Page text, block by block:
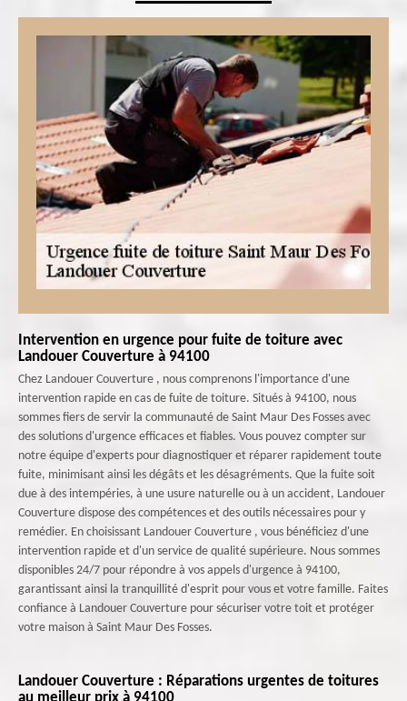
Intervention en urgence pour fuite de toiture avec
Landouer Couverture à 94100
Chez Landouer Couverture , nous comprenons l'importance d'une
intervention rapide en cas de fuite de toiture. Situés à 94100, nous
sommes fiers de servir la communauté de Saint Maur Des Fosses avec
des solutions d'urgence efficaces et fiables. Vous pouvez compter sur
notre équipe d'experts pour diagnostiquer et réparer rapidement toute
fuite, minimisant ainsi les dégâts et les désagréments. Que la fuite soit
due à des intempéries, à une usure naturelle ou à un accident, Landouer
Couverture dispose des compétences et des outils nécessaires pour y
remédier. En choisissant Landouer Couverture , vous bénéficiez d'une
intervention rapide et d'un service de qualité supérieure. Nous sommes
disponibles 24/7 pour répondre à vos appels d'urgence à 94100,
garantissant ainsi la tranquillité d'esprit pour vous et votre famille. Faites
confiance à Landouer Couverture pour sécuriser votre toit et protéger
votre maison à Saint Maur Des Fosses.
Landouer Couverture : Réparations urgentes de toitures
au meilleur prix à 94100